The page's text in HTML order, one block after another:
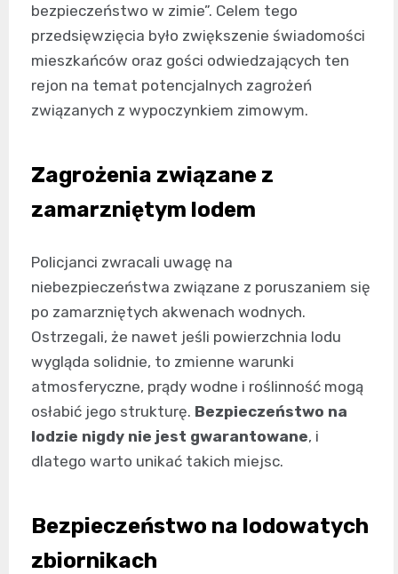
bezpieczeństwo w zimie”. Celem tego
przedsięwzięcia było zwiększenie świadomości
mieszkańców oraz gości odwiedzających ten
rejon na temat potencjalnych zagrożeń
związanych z wypoczynkiem zimowym.
Zagrożenia związane z
zamarzniętym lodem
Policjanci zwracali uwagę na
niebezpieczeństwa związane z poruszaniem się
po zamarzniętych akwenach wodnych.
Ostrzegali, że nawet jeśli powierzchnia lodu
wygląda solidnie, to zmienne warunki
atmosferyczne, prądy wodne i roślinność mogą
osłabić jego strukturę. Bezpieczeństwo na
lodzie nigdy nie jest gwarantowane, i
dlatego warto unikać takich miejsc.
Bezpieczeństwo na lodowatych
zbiornikach